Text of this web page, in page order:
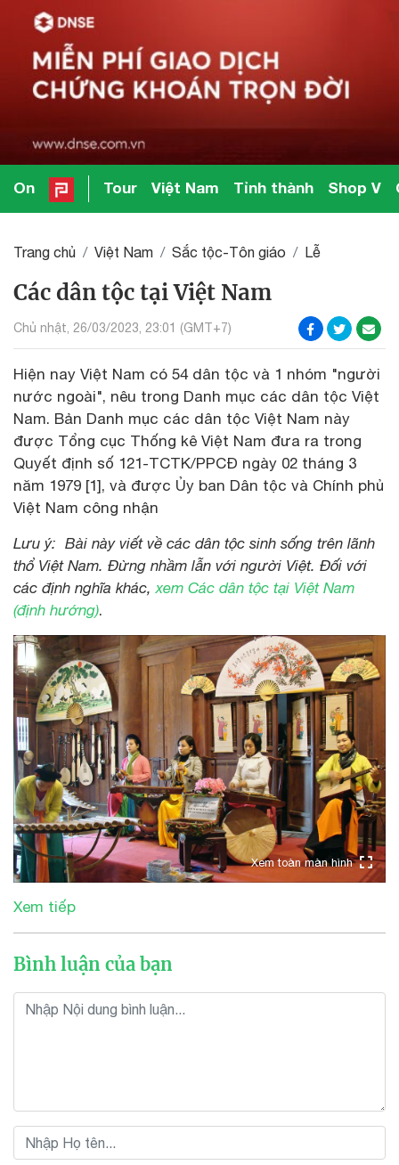
On Tour Việt Nam Tỉnh thành Shop V
Trang chủ Việt Nam Sắc tộc-Tôn giáo Lễ
Các dân tộc tại Việt Nam
Chủ nhật, 26/03/2023, 23:01 (GMT+7)
Hiện nay Việt Nam có 54 dân tộc và 1 nhóm "người
nước ngoài", nêu trong Danh mục các dân tộc Việt
Nam. Bản Danh mục các dân tộc Việt Nam này
được Tổng cục Thống kê Việt Nam đưa ra trong
Quyết định số 121-TCTK/PPCĐ ngày 02 tháng 3
năm 1979 [1], và được Ủy ban Dân tộc và Chính phủ
Việt Nam công nhận
Lưu ý: Bài này viết về các dân tộc sinh sống trên lãnh
thổ Việt Nam. Đừng nhầm lẫn với người Việt. Đối với
các định nghĩa khác, xem Các dân tộc tại Việt Nam
(định hướng).
Xem toàn màn hình
Xem tiếp
Bình luận của bạn